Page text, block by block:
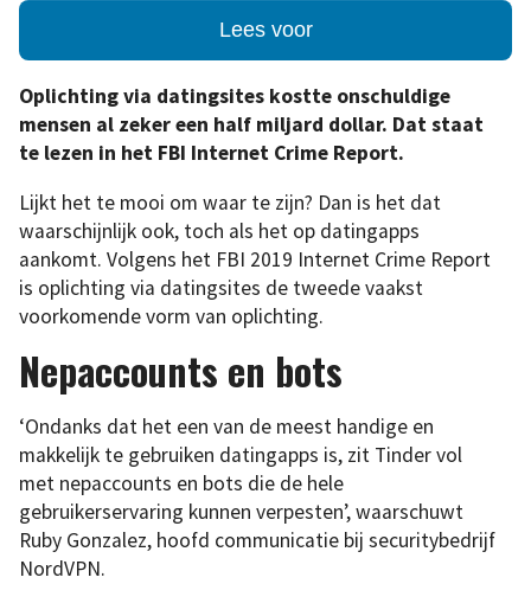
Lees voor
Oplichting via datingsites kostte onschuldige
mensen al zeker een half miljard dollar. Dat staat
te lezen in het FBI Internet Crime Report.
Lijkt het te mooi om waar te zijn? Dan is het dat
waarschijnlijk ook, toch als het op datingapps
aankomt. Volgens het FBI 2019 Internet Crime Report
is oplichting via datingsites de tweede vaakst
voorkomende vorm van oplichting.
Nepaccounts en bots
‘Ondanks dat het een van de meest handige en
makkelijk te gebruiken datingapps is, zit Tinder vol
met nepaccounts en bots die de hele
gebruikerservaring kunnen verpesten’, waarschuwt
Ruby Gonzalez, hoofd communicatie bij securitybedrijf
NordVPN.